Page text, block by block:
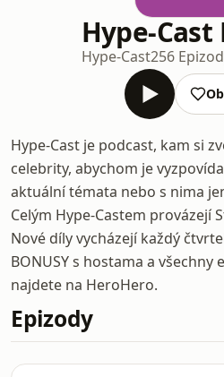
Hype-Cast
Hype-Cast256
Hype-Cast je podcast, kam si
celebrity, abychom je
aktuální témata nebo s nima
Celým Hype-Castem provázejí
Nové díly vycházejí každý
BONUSY s hostama a
najdete na HeroHero.
Epizody